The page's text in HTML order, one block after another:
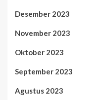
Desember 2023
November 2023
Oktober 2023
September 2023
Agustus 2023